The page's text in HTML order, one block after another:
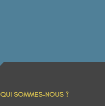
QUI SOMMES-NOUS ?